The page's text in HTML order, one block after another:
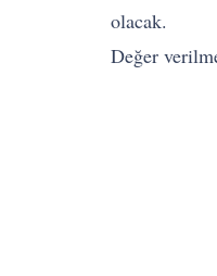
olacak.
Değer